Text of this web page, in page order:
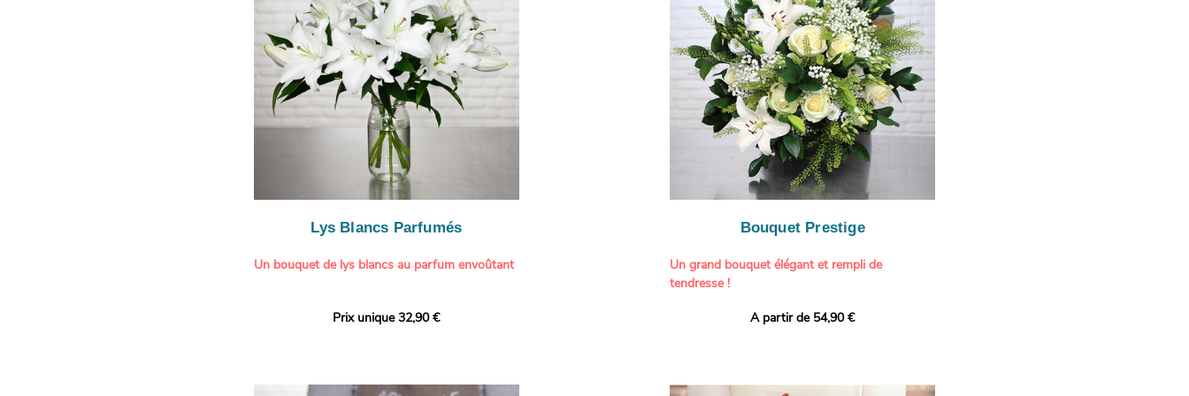
- Gâter un proche pour son anniversaire
- Célébrer une occasion spéciale
- Faire plaisir à un amateur d'art et de peinture
- Exprimer une atmosphère méditerranéenne et
colorée dans votre intérieur.
Tableau : Paul Signac,Vue de Saint-Tropez,
coucher de soleil au bois de pins, 1888
Crédits photo :classicpaintings / Alamy Stock
particulière à un proche.
Il contient :
- Des hortensias colorés (les couleurs peuvent
varier selon l’arrivage)
- Des fleurs à grosse tête, au charme intemporel
À offrir pour :
- Célébrer un anniversaire
- Remercier avec panache
- Apporter une touche florale à une maison de
Lys Blancs Parfumés
Un bouquet de lys blancs au parfum envoûtant
élégante composition de lys blancs signée
Prix unique 32,90 €
Bouquet Prestige
Un grand bouquet élégant et rempli de
tendresse !
Offrez un instant de douceur avec ce bouquet
A partir de 54,90 €